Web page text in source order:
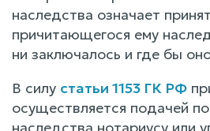
наследства означает
причитающегося ему
ни заключалось и где бы
В силу статьи 1153 ГК РФ
осуществляется подачей
наследства нотариусу или